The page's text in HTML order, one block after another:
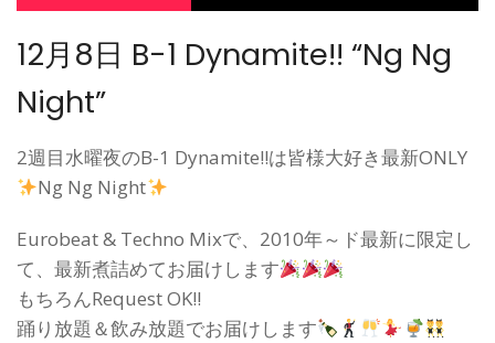
12月8日 B-1 Dynamite!! “Ng Ng
Night”
2週目水曜夜のB-1 Dynamite!!は皆様大好き最新ONLY
Ng Ng Night
Eurobeat & Techno Mixで、2010年～ド最新に限定し
て、最新煮詰めてお届けします
もちろんRequest OK!!
踊り放題＆飲み放題でお届けします